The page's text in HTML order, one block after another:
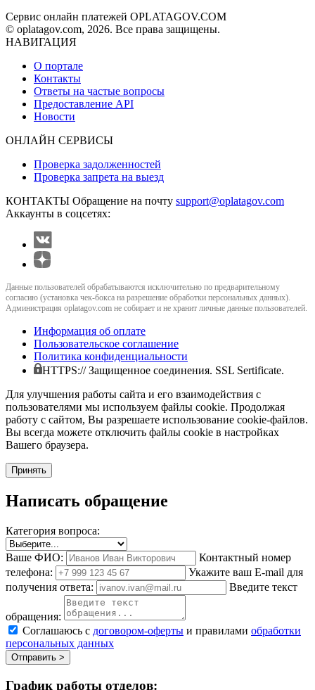
Сервис онлайн платежей OPLATAGOV.COM
© oplatagov.com, 2026. Все права защищены.
НАВИГАЦИЯ
О портале
Контакты
Ответы на частые вопросы
Предоставление API
Новости
ОНЛАЙН СЕРВИСЫ
Проверка задолженностей
Проверка запрета на выезд
КОНТАКТЫ Обращение на почту support@oplatagov.com
Аккаунты в соцсетях:
Данные пользователей обрабатываются исключительно по предварительному
согласию (установка чек-бокса на разрешение обработки персональных данных).
Администрация oplatagov.com не собирает и не хранит личные данные пользователей.
Информация об оплате
Пользовательское соглашение
Политика конфиденциальности
HTTPS:// Защищенное соединения. SSL Sertificate.
Для улучшения работы сайта и его взаимодействия с
пользователями мы используем файлы cookie. Продолжая
работу с сайтом, Вы разрешаете использование cookie-файлов.
Вы всегда можете отключить файлы cookie в настройках
Вашего браузера.
Принять
Написать обращение
Категория вопроса:
Ваше ФИО:
Контактный номер
телефона:
Укажите ваш E-mail для
получения ответа:
Введите текст
обращения:
Соглашаюсь с договором-оферты и правилами обработки
персональных данных
Отправить >
График работы отделов: